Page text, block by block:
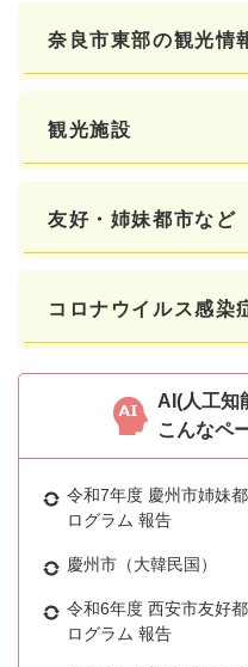
奈良市東部の観光情
観光施設
友好・姉妹都市など
コロナウイルス感染
AI(人工知
こんなペ
令和7年度 慶州市姉妹
ログラム 報告
慶州市（大韓民国）
令和6年度 西安市友好
ログラム 報告